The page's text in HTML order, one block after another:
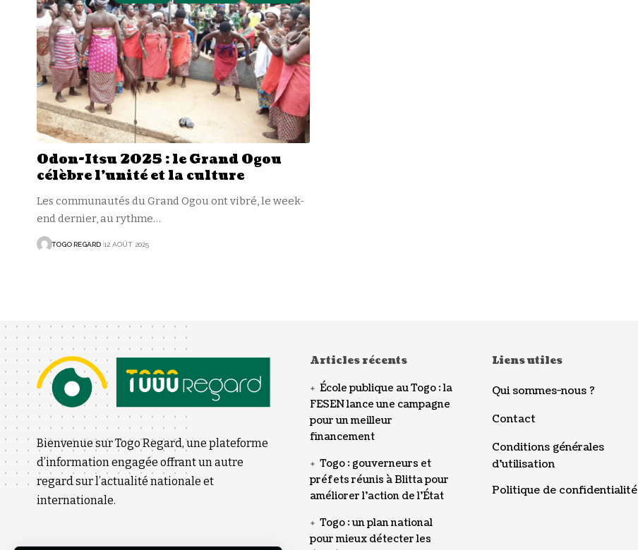
Odon-Itsu 2025 : le Grand Ogou
célèbre l’unité et la culture
Les communautés du Grand Ogou ont vibré, le week-
end dernier, au rythme…
TOGO REGARD 12 AOÛT 2025
Bienvenue sur Togo Regard, une plateforme
d’information engagée offrant un autre
regard sur l’actualité nationale et
internationale.
Articles récents
École publique au Togo : la
FESEN lance une campagne
pour un meilleur
financement
Togo : gouverneurs et
préfets réunis à Blitta pour
améliorer l’action de l’État
Togo : un plan national
pour mieux détecter les
Liens utiles
Qui sommes-nous ?
Contact
Conditions générales
d’utilisation
Politique de confidentialité